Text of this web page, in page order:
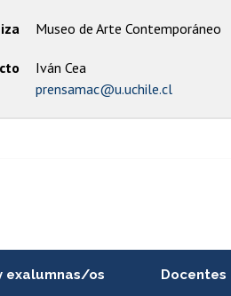
Museo de Arte Contemporáneo
Iván Cea
prensamac@u.uchile.cl
exalumnas/os Docentes